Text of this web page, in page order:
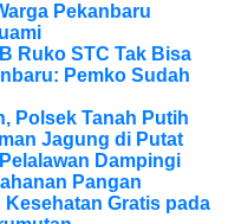
Pekanbaru
Ruko STC Tak Bisa
Pemko Sudah
Polsek Tanah Putih
Jagung di Putat
Dampingi
Pangan
Kesehatan Gratis pada